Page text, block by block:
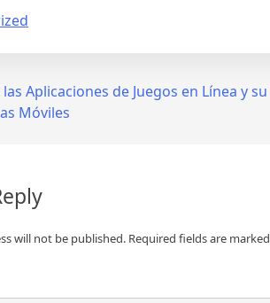
Aplicaciones de Juegos en Línea y su
Móviles
will not be published. Required fields are marked